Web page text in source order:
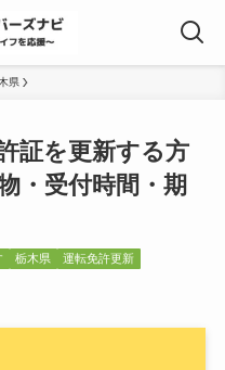
県
証を更新する方
・受付時間・期
栃木県 運転免許更新